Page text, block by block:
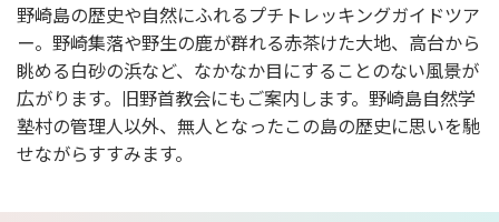
野崎島の歴史や自然にふれるプチトレッキングガイドツア
ー。野崎集落や野生の鹿が群れる赤茶けた大地、高台から
眺める白砂の浜など、なかなか目にすることのない風景が
広がります。旧野首教会にもご案内します。野崎島自然学
塾村の管理人以外、無人となったこの島の歴史に思いを馳
せながらすすみます。